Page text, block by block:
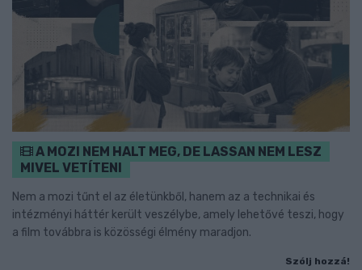
A MOZI NEM HALT MEG, DE LASSAN NEM LESZ
MIVEL VETÍTENI
Nem a mozi tűnt el az életünkből, hanem az a technikai és
intézményi háttér került veszélybe, amely lehetővé teszi, hogy
a film továbbra is közösségi élmény maradjon.
Szólj hozzá!